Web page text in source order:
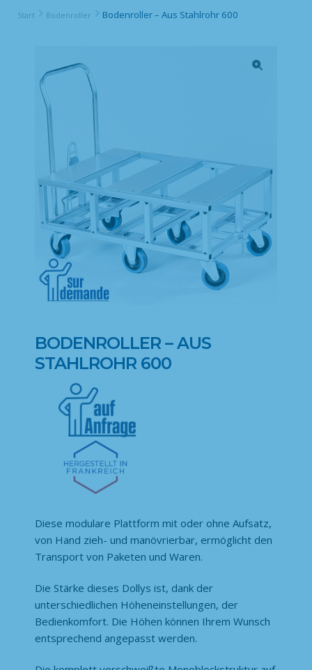
Start Bodenroller Bodenroller – Aus Stahlrohr 600
BODENROLLER – AUS
STAHLROHR 600
Diese modulare Plattform mit oder ohne Aufsatz,
von Hand zieh- und manövrierbar, ermöglicht den
Transport von Paketen und Waren.
Die Stärke dieses Dollys ist, dank der
unterschiedlichen Höheneinstellungen, der
Bedienkomfort. Die Höhen können Ihrem Wunsch
entsprechend angepasst werden.